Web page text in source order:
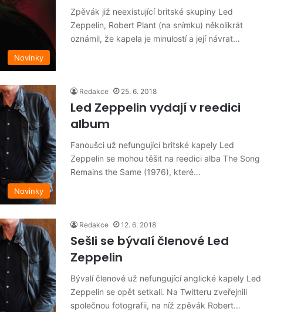
Novinky
Zpěvák již neexistující britské skupiny Led
Zeppelin, Robert Plant (na snímku) několikrát
oznámil, že kapela je minulostí a její návrat…
Novinky
Redakce 25. 6. 2018
Led Zeppelin vydají v reedici
album
Fanoušci už nefungující britské kapely Led
Zeppelin se mohou těšit na reedici alba The Song
Remains the Same (1976), které…
Redakce 12. 6. 2018
Sešli se bývalí členové Led
Zeppelin
Bývalí členové už nefungující anglické kapely Led
Zeppelin se opět setkali. Na Twitteru zveřejnili
společnou fotografii, na níž zpěvák Robert…